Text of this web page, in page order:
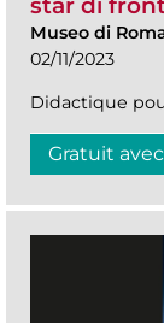
star di
Museo di
02/11/2023
Didactique
Gratuit